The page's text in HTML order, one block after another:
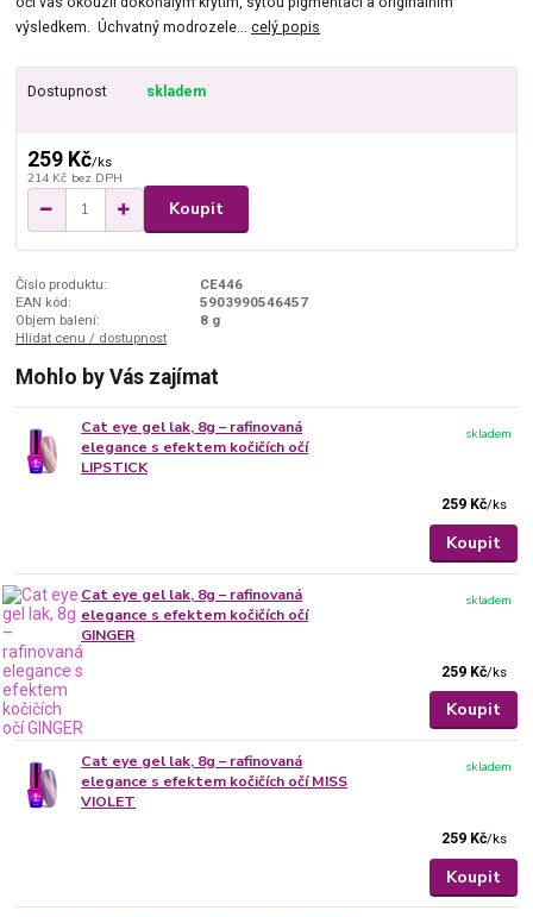
výsledkem. Úchvatný modrozele...celý popis
Dostupnost skladem
259 Kč/ks
214 Kč bez DPH
Koupit
Číslo produktu:
CE446
EAN kód:
5903990546457
Objem balení:
8 g
Hlídat cenu / dostupnost
Mohlo by Vás zajímat
Cat eye gel lak, 8g – rafinovaná
elegance s efektem kočičích očí
LIPSTICK
259 Kč/ks
skladem
Koupit
Cat eye gel lak, 8g – rafinovaná
elegance s efektem kočičích očí
GINGER
259 Kč/ks
skladem
Koupit
Cat eye gel lak, 8g – rafinovaná
elegance s efektem kočičích očí MISS
VIOLET
259 Kč/ks
skladem
Koupit